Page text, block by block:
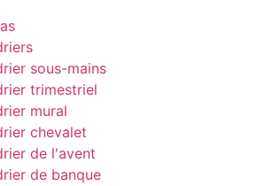
sous-mains
trimestriel
mural
chevalet
de l'avent
de banque